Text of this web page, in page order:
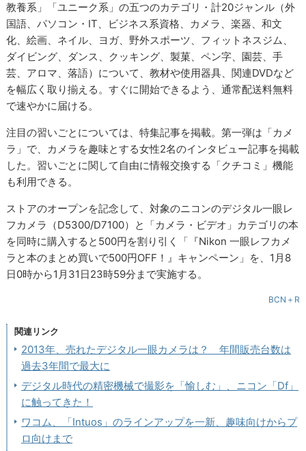
教養系」「ユニーク系」の五つのカテゴリ・計20ジャンル（外
国語、パソコン・IT、ビジネス系資格、カメラ、楽器、和文
化、絵画、ネイル、ヨガ、野外スポーツ、フィットネスジム、
ダイビング、ダンス、クッキング、製菓、ペン字、園芸、手
芸、アロマ、落語）について、教材や使用器具、関連DVDなど
を幅広く取り揃える。すぐに開始できるよう、通常配送料無料
で速やかに届ける。
注目の習いごとについては、特集記事を掲載。第一弾は「カメ
ラ」で、カメラを趣味とする女性2名のインタビュー記事を掲載
した。習いごとに関して自由に情報交換する「クチコミ」機能
も利用できる。
ストアのオープンを記念して、対象のニコンのデジタル一眼レ
フカメラ（D5300/D7100）と「カメラ・ビデオ」カテゴリの本
を同時に購入すると500円を割り引く「『Nikon 一眼レフカメ
ラと本のまとめ買いで500円OFF！』キャンペーン」を、1月8
日0時から1月31日23時59分まで実施する。
BCN＋R
関連リンク
2013年、売れたデジタル一眼カメラは？ 年間販売台数は
過去3年間で最大に
デジタル時代の精密機械で撮影を「愉しむ」、ニコン「Df」
に触ってきた！
ワコム、「Intuos」のラインアップを一新、趣味向けからプ
ロ向けまで